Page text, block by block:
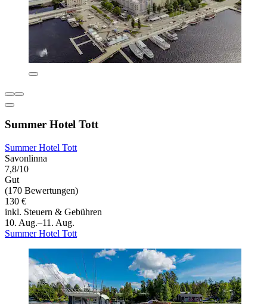
Summer Hotel Tott
Summer Hotel Tott
Savonlinna
7,8/10
Gut
(170 Bewertungen)
130 €
inkl. Steuern & Gebühren
10. Aug.–11. Aug.
Summer Hotel Tott